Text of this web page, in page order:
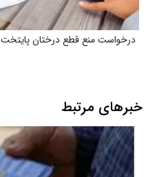
درخواست منع قطع درختان پایتخت
خبرهای مرتبط